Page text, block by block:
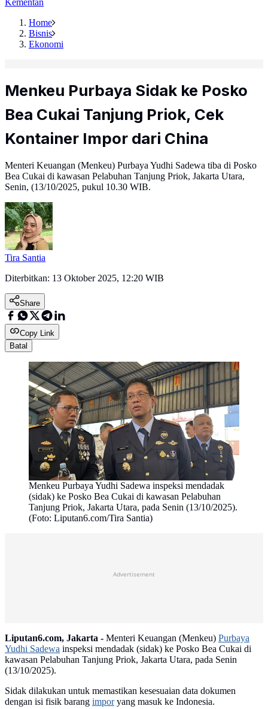
Kementan
Home
Bisnis
Ekonomi
Menkeu Purbaya Sidak ke Posko
Bea Cukai Tanjung Priok, Cek
Kontainer Impor dari China
Menteri Keuangan (Menkeu) Purbaya Yudhi Sadewa tiba di Posko
Bea Cukai di kawasan Pelabuhan Tanjung Priok, Jakarta Utara,
Senin, (13/10/2025, pukul 10.30 WIB.
Tira Santia
Diterbitkan: 13 Oktober 2025, 12:20 WIB
Share
Copy Link
Batal
Menkeu Purbaya Yudhi Sadewa inspeksi mendadak
(sidak) ke Posko Bea Cukai di kawasan Pelabuhan
Tanjung Priok, Jakarta Utara, pada Senin (13/10/2025).
(Foto: Liputan6.com/Tira Santia)
Advertisement
Liputan6.com, Jakarta - Menteri Keuangan (Menkeu) Purbaya
Yudhi Sadewa inspeksi mendadak (sidak) ke Posko Bea Cukai di
kawasan Pelabuhan Tanjung Priok, Jakarta Utara, pada Senin
(13/10/2025).
Sidak dilakukan untuk memastikan kesesuaian data dokumen
dengan isi fisik barang imporyang masuk ke Indonesia.